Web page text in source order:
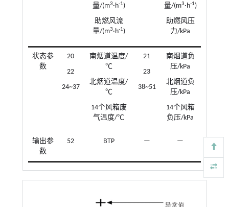
量/(m3·h-1)
助燃风流
量/(m3·h-1)
量/(m3·h-1)
助燃风压
力/kPa
状态参
数
20
22
24~37
南烟道温度/
℃
北烟道温度/
℃
14个风箱废
气温度/℃
21
23
38~51
南烟道负
压/kPa
北烟道负
压/kPa
14个风箱
负压/kPa
输出参
数
52 BTP — —